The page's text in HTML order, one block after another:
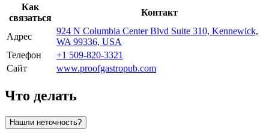
Как
связаться
Контакт
Адрес
924 N Columbia Center Blvd Suite 310, Kennewick,
WA 99336, USA
Телефон
+1 509-820-3321
Сайт
www.proofgastropub.com
Что делать
Нашли неточность?